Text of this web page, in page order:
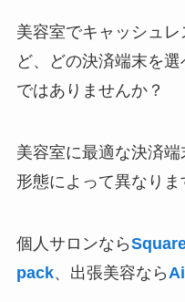
美容室でキャッシュ
ど、どの決済端末を
ではありませんか？
美容室に最適な決済
形態によって異なりま
個人サロンなら
pack、出張美容なら